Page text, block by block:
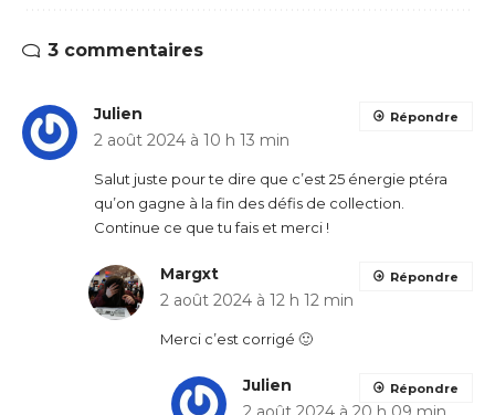
3 commentaires
Julien
2 août 2024 à 10 h 13 min
Salut juste pour te dire que c’est 25 énergie ptéra
qu’on gagne à la fin des défis de collection.
Continue ce que tu fais et merci !
Répondre
Margxt
2 août 2024 à 12 h 12 min
Merci c’est corrigé 🙂
Répondre
Julien Répondre